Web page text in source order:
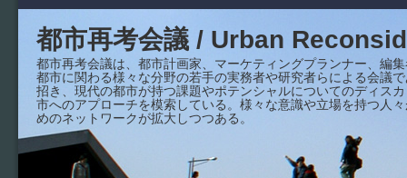
都市再考会議 / Urban
都市再考会議は、都市計画家、マーケティングプランナー、編
都市に関わる様々な分野の若手の実務者や研究者らによる会議
招き、現代の都市が持つ課題やポテンシャルについてのディス
市へのアプローチを模索している。様々な意識や立場を持つ人
めのネットワークが拡大しつつある。